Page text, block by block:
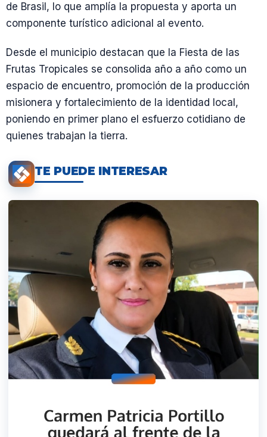
de Brasil, lo que amplía la propuesta y aporta un
componente turístico adicional al evento.
Desde el municipio destacan que la Fiesta de las
Frutas Tropicales se consolida año a año como un
espacio de encuentro, promoción de la producción
misionera y fortalecimiento de la identidad local,
poniendo en primer plano el esfuerzo cotidiano de
quienes trabajan la tierra.
TE PUEDE INTERESAR